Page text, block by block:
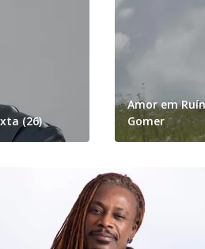
(26)
Amor em
Gomer